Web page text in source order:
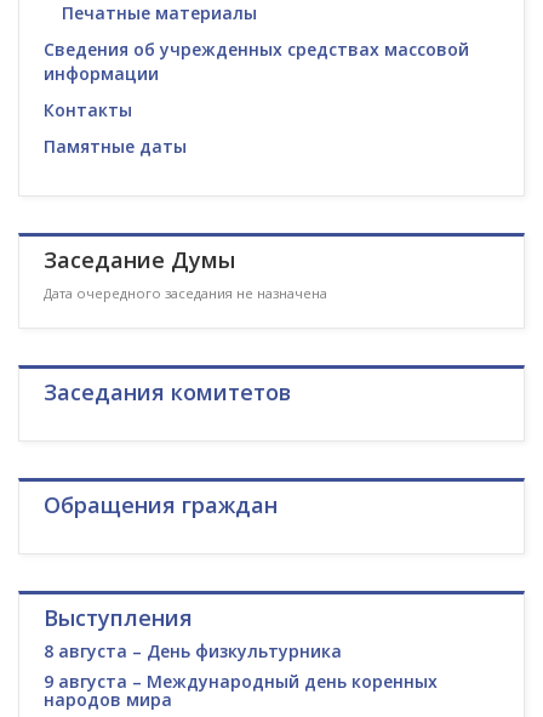
Печатные материалы
Сведения об учрежденных средствах массовой
информации
Контакты
Памятные даты
Заседание Думы
Дата очередного заседания не назначена
Заседания комитетов
Обращения граждан
Выступления
8 августа – День физкультурника
9 августа – Международный день коренных
народов мира